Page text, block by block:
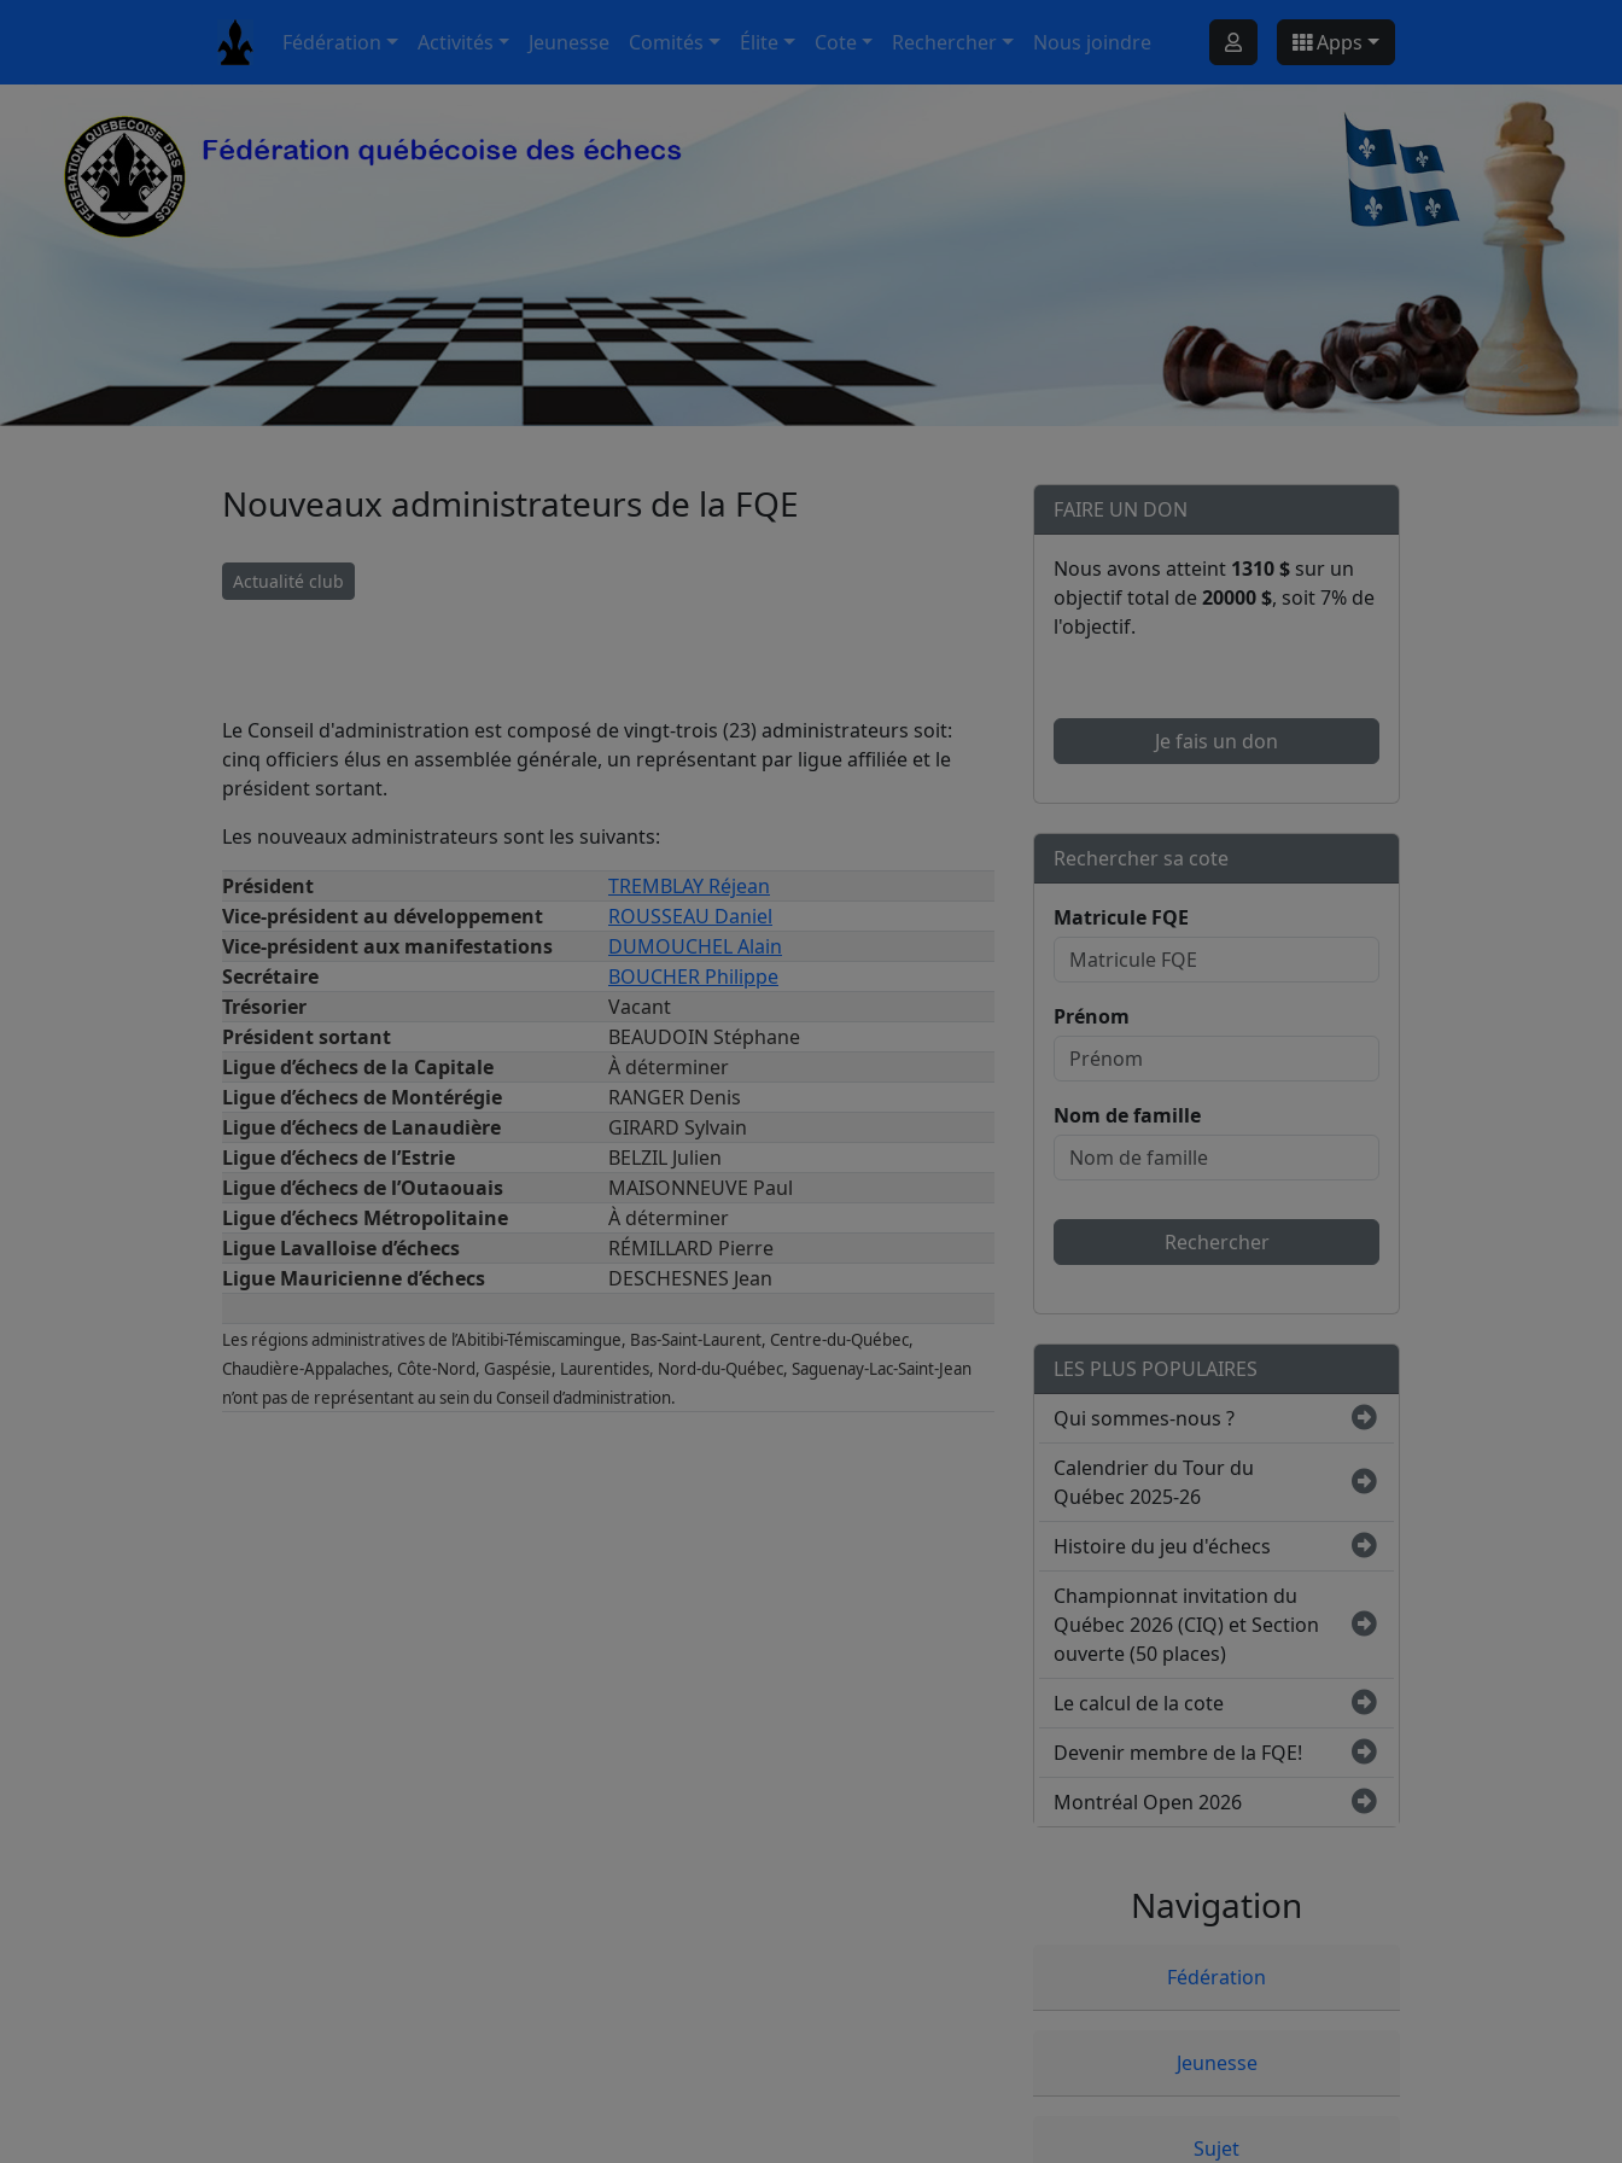
Fédération Activités Jeunesse Comités Élite Cote Rechercher Nous joindre Apps
Nouveaux administrateurs de la FQE
Actualité club
Le Conseil d'administration est composé de vingt-trois (23) administrateurs soit:
cinq officiers élus en assemblée générale, un représentant par ligue affiliée et le
président sortant.
Les nouveaux administrateurs sont les suivants:
Président
TREMBLAY Réjean
Vice-président au développement
ROUSSEAU Daniel
Vice-président aux manifestations
DUMOUCHEL Alain
Secrétaire
BOUCHER Philippe
Trésorier
Vacant
Président sortant
BEAUDOIN Stéphane
Ligue d’échecs de la Capitale
À déterminer
Ligue d’échecs de Montérégie
RANGER Denis
Ligue d’échecs de Lanaudière
GIRARD Sylvain
Ligue d’échecs de l’Estrie
BELZIL Julien
Ligue d’échecs de l’Outaouais
MAISONNEUVE Paul
Ligue d’échecs Métropolitaine
À déterminer
Ligue Lavalloise d’échecs
RÉMILLARD Pierre
Ligue Mauricienne d’échecs
DESCHESNES Jean
Les régions administratives de l’Abitibi-Témiscamingue, Bas-Saint-Laurent, Centre-du-Québec,
Chaudière-Appalaches, Côte-Nord, Gaspésie, Laurentides, Nord-du-Québec, Saguenay-Lac-Saint-Jean
n’ont pas de représentant au sein du Conseil d’administration.
FAIRE UN DON
Nous avons atteint 1310 $ sur un
objectif total de 20000 $, soit 7% de
l'objectif.
Je fais un don
Rechercher sa cote
Matricule FQE
Prénom
Nom de famille
Rechercher
LES PLUS POPULAIRES
Qui sommes-nous ?
Calendrier du Tour du
Québec 2025-26
Histoire du jeu d'échecs
Championnat invitation du
Québec 2026 (CIQ) et Section
ouverte (50 places)
Le calcul de la cote
Devenir membre de la FQE!
Montréal Open 2026
Navigation
Fédération
Jeunesse
Sujet